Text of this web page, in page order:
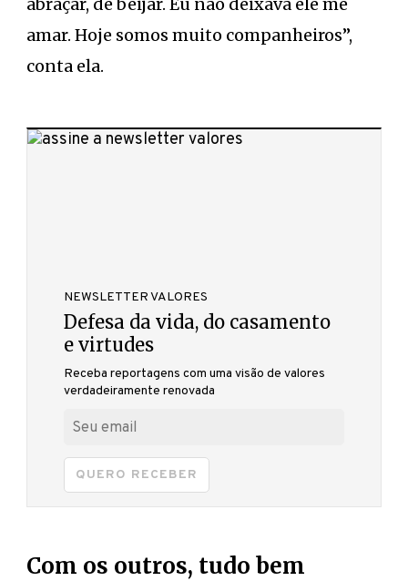
amar. Hoje somos muito companheiros”,
conta ela.
NEWSLETTER VALORES
Defesa da vida, do casamento
e virtudes
Receba reportagens com uma visão de valores
verdadeiramente renovada
QUERO RECEBER
Com os outros, tudo bem